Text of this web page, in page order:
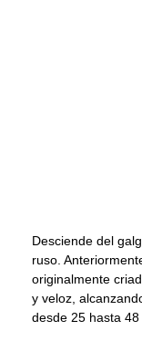
Desciende del
ruso.
originalmente
y veloz,
desde 25 hasta 48